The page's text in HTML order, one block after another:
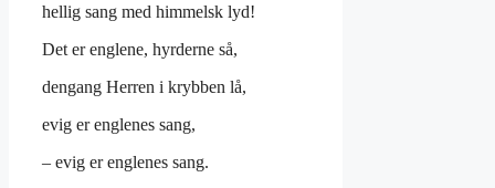
hellig sang med himmelsk lyd!
Det er englene, hyrderne så,
dengang Herren i krybben lå,
evig er englenes sang,
– evig er englenes sang.